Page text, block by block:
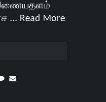
... Read More